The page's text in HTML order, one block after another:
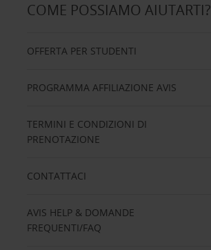
COME POSSIAMO AIUTARTI?
OFFERTA PER STUDENTI
PROGRAMMA AFFILIAZIONE AVIS
TERMINI E CONDIZIONI DI
PRENOTAZIONE
CONTATTACI
AVIS HELP & DOMANDE
FREQUENTI/FAQ